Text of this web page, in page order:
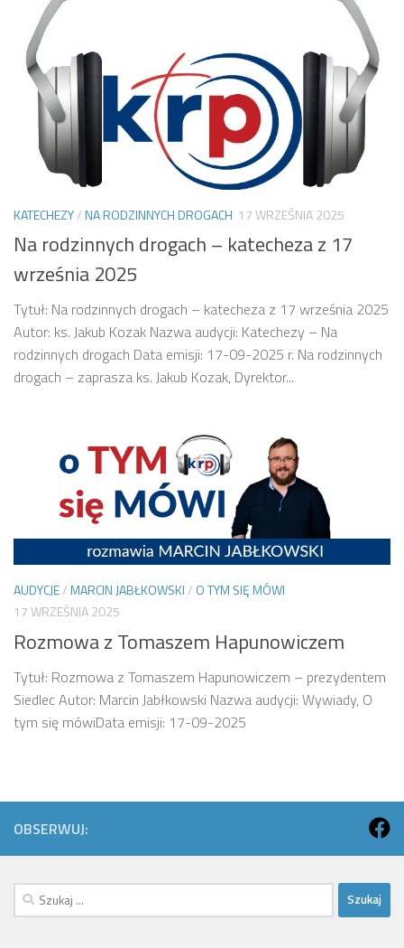
KATECHEZY/NA RODZINNYCH DROGACH 17 WRZEŚNIA 2025
Na rodzinnych drogach – katecheza z 17
września 2025
Tytuł: Na rodzinnych drogach – katecheza z 17 września 2025
Autor: ks. Jakub Kozak Nazwa audycji: Katechezy – Na
rodzinnych drogach Data emisji: 17-09-2025 r. Na rodzinnych
drogach – zaprasza ks. Jakub Kozak, Dyrektor...
AUDYCJE/MARCIN JABŁKOWSKI/ O TYM SIĘ MÓWI
17 WRZEŚNIA 2025
Rozmowa z Tomaszem Hapunowiczem
Tytuł: Rozmowa z Tomaszem Hapunowiczem – prezydentem
Siedlec Autor: Marcin Jabłkowski Nazwa audycji: Wywiady, O
tym się mówiData emisji: 17-09-2025
OBSERWUJ:
Szukaj: